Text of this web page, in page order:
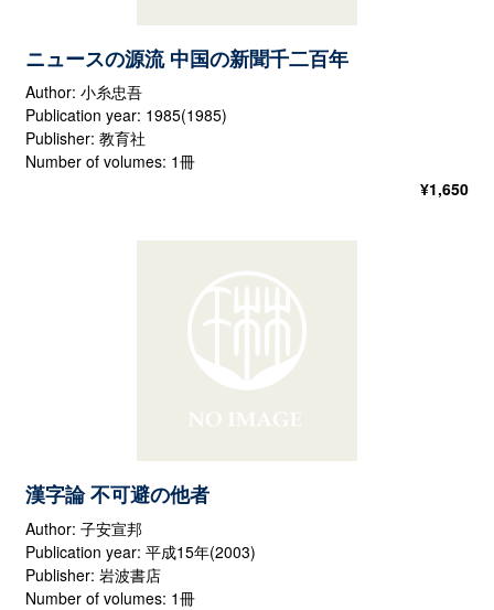
ニュースの源流 中国の新聞千二百年
Author: 小糸忠吾
Publication year: 1985(1985)
Publisher: 教育社
Number of volumes: 1冊
¥1,650
漢字論 不可避の他者
Author: 子安宣邦
Publication year: 平成15年(2003)
Publisher: 岩波書店
Number of volumes: 1冊